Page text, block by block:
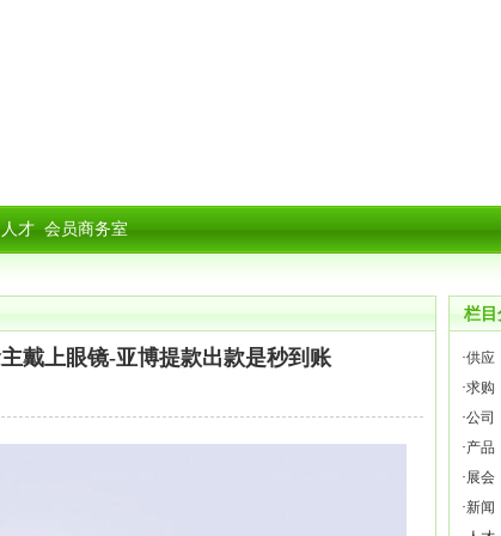
人才 会员商务室
戴上眼镜-亚博提款出款是秒到账
栏目
·供应
·求购
·公司
·产品
·展会
·新闻